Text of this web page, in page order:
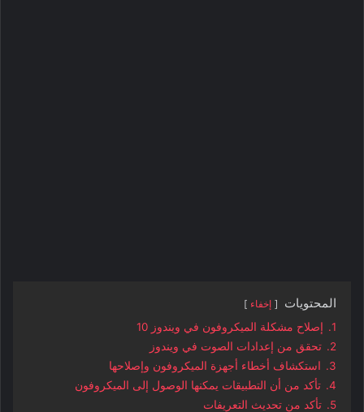
المحتويات إخفاء
1.
إصلاح مشكلة الميكروفون في ويندوز 10
2.
تحقق من إعدادات الصوت في ويندوز
3.
استكشاف أخطاء أجهزة الميكروفون وإصلاحها
4.
تأكد من أن التطبيقات يمكنها الوصول إلى الميكروفون
5.
تأكد من تحديث التعريفات